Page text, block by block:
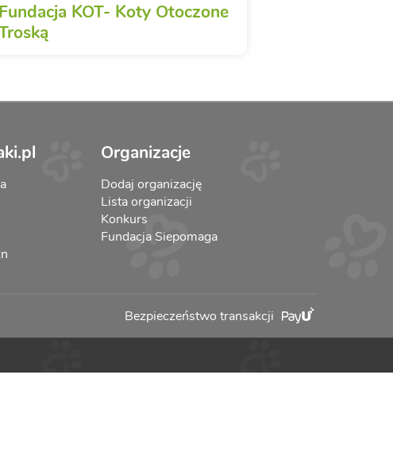
Fundacja KOT- Koty Otoczone
Organizacje
Dodaj organizację
Lista organizacji
Konkurs
Fundacja Siepomaga
Bezpieczeństwo transakcji